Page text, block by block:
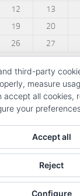
12 13
19 20
26 27
third-party
measure
accept all cookies,
your
Accept all
Reject
Configure